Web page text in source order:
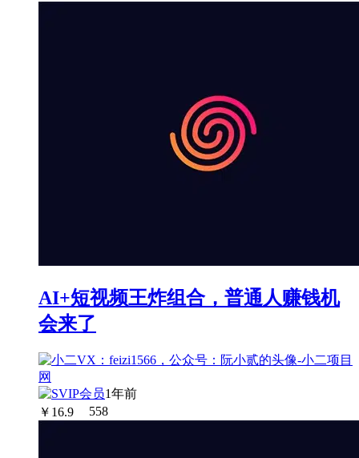
AI+短视频王炸组合，普通人赚钱机
会来了
1年前
￥ 16.9 558